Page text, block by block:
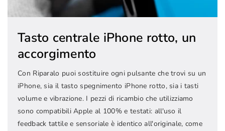
Tasto centrale iPhone rotto, un
accorgimento
Con Riparalo puoi sostituire ogni pulsante che trovi su un
iPhone, sia il tasto spegnimento iPhone rotto, sia i tasti
volume e vibrazione. I pezzi di ricambio che utilizziamo
sono compatibili Apple al 100% e testati: all'uso il
feedback tattile e sensoriale è identico all'originale, come